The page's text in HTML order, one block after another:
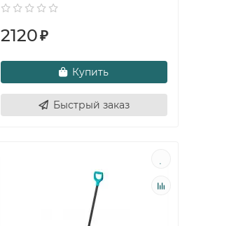
2120₽
Купить
Быстрый заказ